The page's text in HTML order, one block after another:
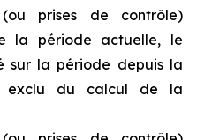
prises de contrôle)
la période actuelle, le
sur la période depuis la
exclu du calcul de la